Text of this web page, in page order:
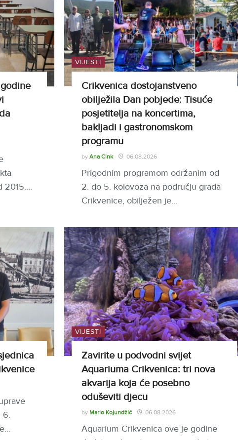
2015.…
VIJESTI
Crikvenica dostojanstveno
obilježila Dan pobjede: Tisuće
posjetitelja na koncertima,
bakljadi i gastronomskom
programu
by Ana Cink 06.08.2026
Prigodnim programom održanim od
2. do 5. kolovoza na području grada
Crikvenice, obilježen je…
6.
VIJESTI
Zavirite u podvodni svijet
Aquariuma Crikvenica: tri nova
akvarija koja će posebno
oduševiti djecu
by Mario Kojundžić 06.08.2026
Aquarium Crikvenica ove je godine